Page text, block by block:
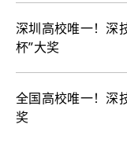
深圳高校唯一！深
杯”大奖
全国高校唯一！深
奖